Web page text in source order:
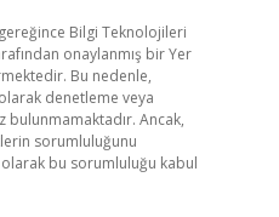
gereğince Bilgi Teknolojileri
onaylanmış bir Yer
Bu nedenle,
denetleme veya
bulunmamaktadır. Ancak,
sorumluluğunu
bu sorumluluğu kabul